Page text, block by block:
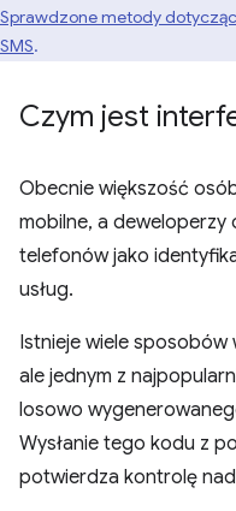
Sprawdzone metody
SMS.
Czym jest
Obecnie większość
mobilne, a deweloperzy
telefonów jako
usług.
Istnieje wiele
ale jednym z
losowo
Wysłanie tego kodu z
potwierdza kontrolę